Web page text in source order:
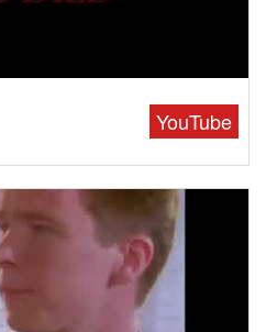
YouTube